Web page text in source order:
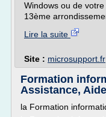
Windows ou de
13ème
Lire la suite
Site : microsupport.fr
Formation
Assistance,
la Formation